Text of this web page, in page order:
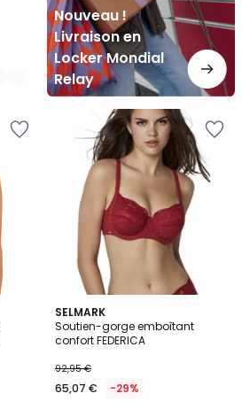
Nouveau !
Livraison en
Locker Mondial
Relay
SELMARK
Soutien-gorge emboîtant
confort FEDERICA
92,95 €
65,07 € -29%
3
Couleurs